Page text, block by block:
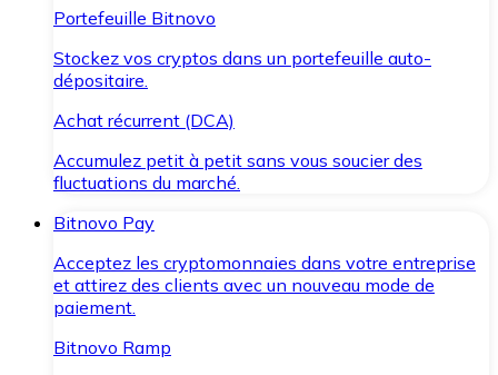
Portefeuille Bitnovo
Stockez vos cryptos dans un portefeuille auto-
dépositaire.
Achat récurrent (DCA)
Accumulez petit à petit sans vous soucier des
fluctuations du marché.
Bitnovo Pay
Acceptez les cryptomonnaies dans votre entreprise
et attirez des clients avec un nouveau mode de
paiement.
Bitnovo Ramp